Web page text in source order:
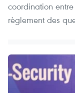
coordination
règlement des